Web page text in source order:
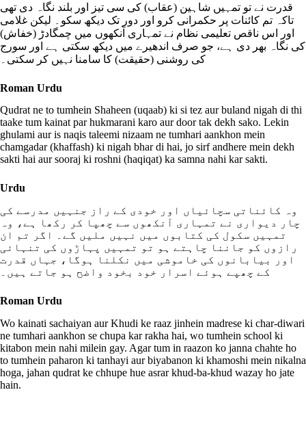
قدرت نے تو تمہیں شاہین (عقاب) کی سی تیز اور بلند نگاہ دی تھی
تاکہ تم کائنات پر حکمرانی کرو اور دور تک دیکھ سکو۔ لیکن غلامی
اور اس ناقص تعلیمی نظام نے تمہاری آنکھوں میں چمگادڑ (خفاش)
کی نگاہ بھر دی ہے، جو صرف اندھیرے میں دیکھ سکتی ہے اور سورج
کی روشنی (حقیقت) کا سامنا نہیں کر سکتی۔
Roman Urdu
Qudrat ne to tumhein Shaheen (uqaab) ki si tez aur buland nigah di thi
taake tum kainat par hukmarani karo aur door tak dekh sako. Lekin
ghulami aur is naqis taleemi nizaam ne tumhari aankhon mein
chamgadar (khaffash) ki nigah bhar di hai, jo sirf andhere mein dekh
sakti hai aur sooraj ki roshni (haqiqat) ka samna nahi kar sakti.
Urdu
وہ کائناتی سچائیاں اور خودی کے راز جنہیں مدرسے کی
چار دیواری نے تمہاری آنکھوں سے چھپا کر رکھا ہے، وہ
تمہیں سکول کی کتابوں میں نہیں ملیں گے۔ اگر تم ان
رازوں کو جاننا چاہتے ہو تو تمہیں پہاڑوں کی تنہائی
اور بیابانوں کی خاموشی میں نکلنا ہوگا، جہاں قدرت
کے چھپے ہوئے اسرار خود بخود واضح ہو جاتے ہیں۔
Roman Urdu
Wo kainati sachaiyan aur Khudi ke raaz jinhein madrese ki char-diwari
ne tumhari aankhon se chupa kar rakha hai, wo tumhein school ki
kitabon mein nahi milein gay. Agar tum in raazon ko janna chahte ho
to tumhein paharon ki tanhayi aur biyabanon ki khamoshi mein nikalna
hoga, jahan qudrat ke chhupe hue asrar khud-ba-khud wazay ho jate
hain.